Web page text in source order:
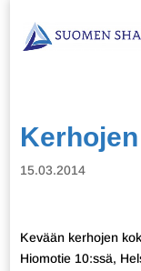
15.03.2014
Kevään kerhojen
Hiomotie 10:ssä,